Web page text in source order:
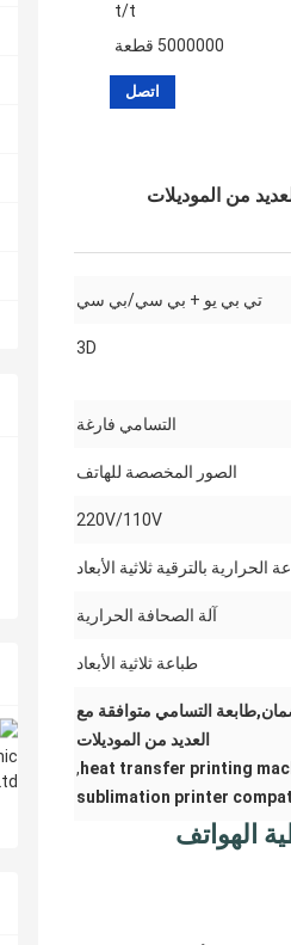
t/t
5000000 قطعة
اتصل
من الموديلات
تي بي يو + بي سي/بي سي
3D
التسامي فارغة
الصور المخصصة للهاتف
220V/110V
الحرارية بالترقية ثلاثية الأبعاد
آلة الصحافة الحرارية
طباعة ثلاثية الأبعاد
ضمان,طابعة التسامي متوافقة مع
العديد من الموديلات
heat transfer printing
,
sublimation printer
الهواتف